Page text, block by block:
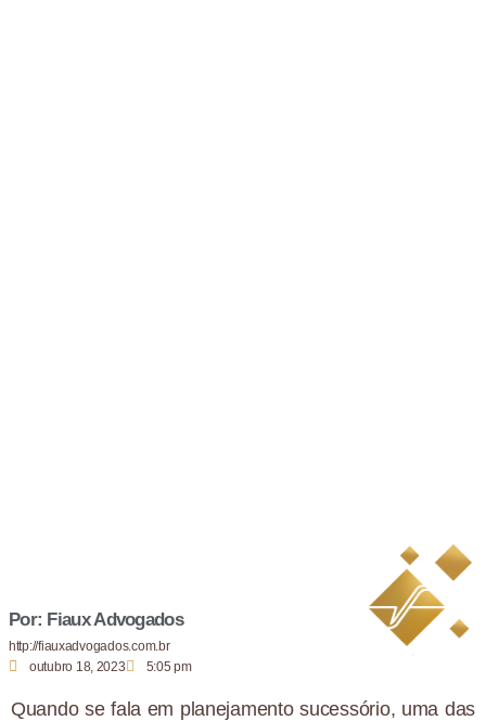
Por: Fiaux Advogados
http://fiauxadvogados.com.br
outubro 18, 2023
5:05 pm
Quando se fala em planejamento sucessório, uma das